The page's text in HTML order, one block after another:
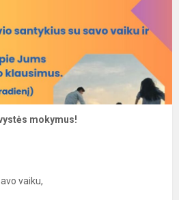
mokymus!
vaiku,